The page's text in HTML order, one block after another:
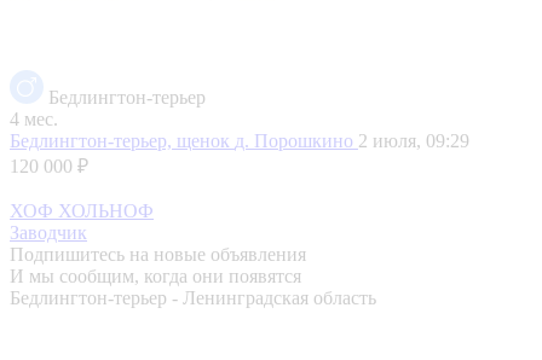
Бедлингтон-терьер
4 мес.
Бедлингтон-терьер, щенок д. Порошкино 2 июля, 09:29
120 000 ₽
ХОФ ХОЛЬНОФ
Заводчик
Подпишитесь на новые объявления
И мы сообщим, когда они появятся
Бедлингтон-терьер - Ленинградская область